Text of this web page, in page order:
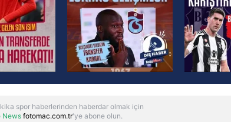
spor haberlerinden haberdar olmak için
Newsfotomac.com.tr'ye abone olun.